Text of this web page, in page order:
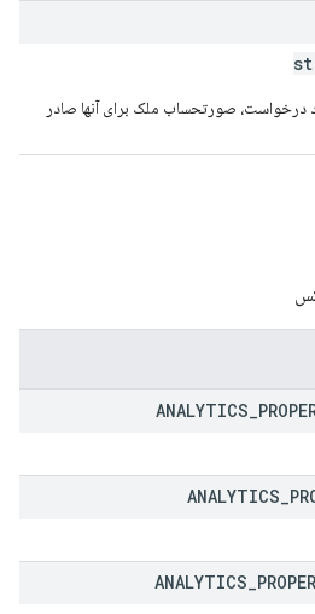
درخواست، صورتحساب ملک برای آنها صادر
ANALYTICS
ANALYTICS
ANALYTICS